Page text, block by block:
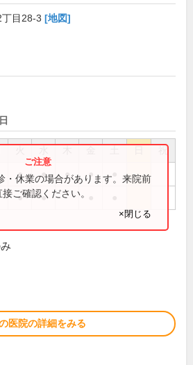
目28-3 [地図]
祝
● ● ● ●
● ●
・休業の場合があります。来院前
ご確認ください。
×閉じる
医院の詳細をみる